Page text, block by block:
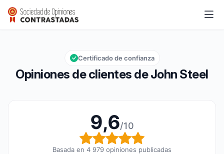
John Steel
Calificación global: 9,6 de 10
9,6/10
Opiniones de clientes de John Steel
Certificado de confianza
9,6/10
Calificación global: 9,6
Basada en 4 979 opiniones publicadas